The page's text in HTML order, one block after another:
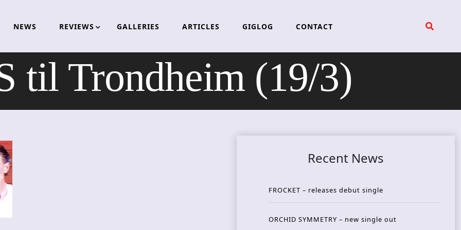
NEWS REVIEWS GALLERIES ARTICLES GIGLOG CONTACT
til Trondheim (19/3)
Recent News
FROCKET – releases debut single
ORCHID SYMMETRY – new single out